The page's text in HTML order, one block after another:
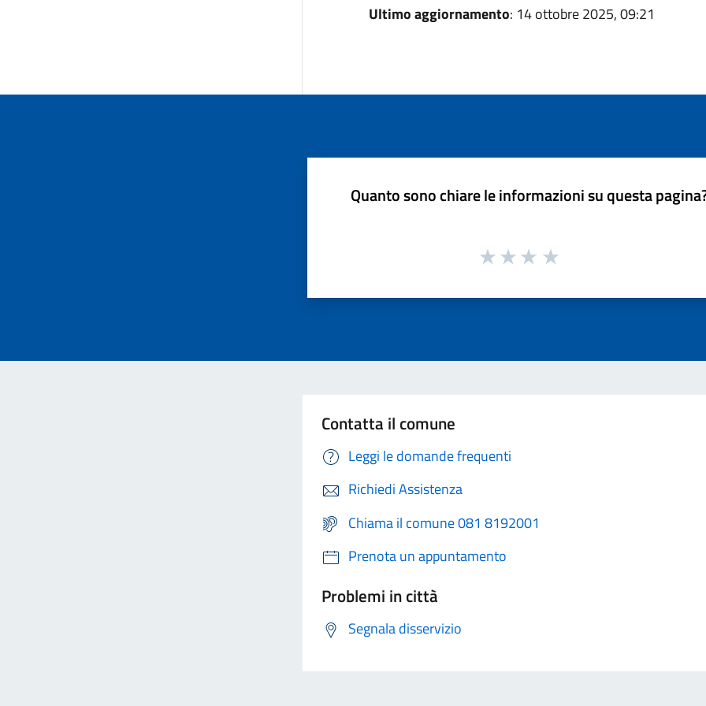
Ultimo aggiornamento: 14 ottobre 2025, 09:21
Quanto sono chiare le informazioni su questa
Contatta il comune
Leggi le domande frequenti
Richiedi Assistenza
Chiama il comune 081 8192001
Prenota un appuntamento
Problemi in città
Segnala disservizio